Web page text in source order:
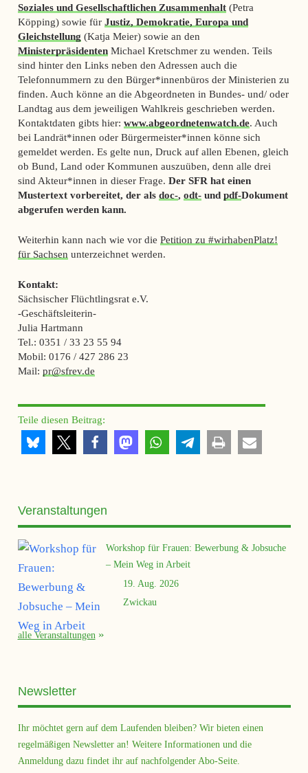
Soziales und Gesellschaftlichen Zusammenhalt(Petra
Köpping) sowie für Justiz, Demokratie, Europa und
Gleichstellung (Katja Meier) sowie an den
MinisterpräsidentenMichael Kretschmer zu wenden. Teils
sind hinter den Links neben den Adressen auch die
Telefonnummern zu den Bürger*innenbüros der Ministerien zu
finden. Auch könne an die Abgeordneten in Bundes- und/ oder
Landtag aus dem jeweiligen Wahlkreis geschrieben werden.
Kontaktdaten gibts hier: www.abgeordnetenwatch.de. Auch
bei Landrät*innen oder Bürgermeister*innen könne sich
gemeldet werden. Es gelte nun, Druck auf allen Ebenen, gleich
ob Bund, Land oder Kommunen auszuüben, denn alle drei
sind Akteur*innen in dieser Frage. Der SFR hat einen
Mustertext vorbereitet, der als doc-, odt-und pdf-Dokument
abgerufen werden kann.
Weiterhin kann nach wie vor die Petition zu #wirhabenPlatz!
für Sachsen unterzeichnet werden.
Kontakt:
Sächsischer Flüchtlingsrat e.V.
-Geschäftsleiterin-
Julia Hartmann
Tel.: 0351 / 33 23 55 94
Mobil: 0176 / 427 286 23
Mail: pr@sfrev.de
Teile diesen Beitrag:
Veranstaltungen
Workshop für Frauen: Bewerbung & Jobsuche
– Mein Weg in Arbeit
19. Aug. 2026
Zwickau
alle Veranstaltungen
Newsletter
Ihr möchtet gern auf dem Laufenden bleiben? Wir bieten einen
regelmäßigen Newsletter an! Weitere Informationen und die
Anmeldung dazu findet ihr auf nachfolgender Abo-Seite.